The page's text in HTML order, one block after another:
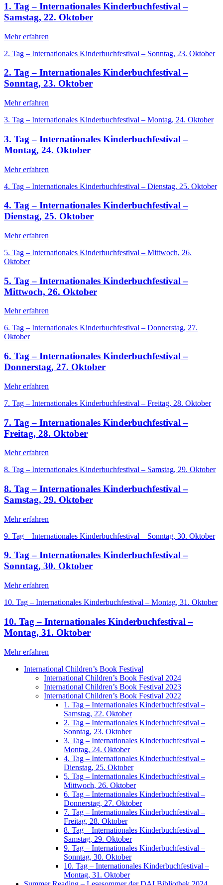
1. Tag – Internationales Kinderbuchfestival –
Samstag, 22. Oktober
Mehr erfahren
2. Tag – Internationales Kinderbuchfestival – Sonntag, 23. Oktober
2. Tag – Internationales Kinderbuchfestival –
Sonntag, 23. Oktober
Mehr erfahren
3. Tag – Internationales Kinderbuchfestival – Montag, 24. Oktober
3. Tag – Internationales Kinderbuchfestival –
Montag, 24. Oktober
Mehr erfahren
4. Tag – Internationales Kinderbuchfestival – Dienstag, 25. Oktober
4. Tag – Internationales Kinderbuchfestival –
Dienstag, 25. Oktober
Mehr erfahren
5. Tag – Internationales Kinderbuchfestival – Mittwoch, 26.
Oktober
5. Tag – Internationales Kinderbuchfestival –
Mittwoch, 26. Oktober
Mehr erfahren
6. Tag – Internationales Kinderbuchfestival – Donnerstag, 27.
Oktober
6. Tag – Internationales Kinderbuchfestival –
Donnerstag, 27. Oktober
Mehr erfahren
7. Tag – Internationales Kinderbuchfestival – Freitag, 28. Oktober
7. Tag – Internationales Kinderbuchfestival –
Freitag, 28. Oktober
Mehr erfahren
8. Tag – Internationales Kinderbuchfestival – Samstag, 29. Oktober
8. Tag – Internationales Kinderbuchfestival –
Samstag, 29. Oktober
Mehr erfahren
9. Tag – Internationales Kinderbuchfestival – Sonntag, 30. Oktober
9. Tag – Internationales Kinderbuchfestival –
Sonntag, 30. Oktober
Mehr erfahren
10. Tag – Internationales Kinderbuchfestival – Montag, 31. Oktober
10. Tag – Internationales Kinderbuchfestival –
Montag, 31. Oktober
Mehr erfahren
International Children’s Book Festival
International Children’s Book Festival 2024
International Children’s Book Festival 2023
International Children’s Book Festival 2022
1. Tag – Internationales Kinderbuchfestival –
Samstag, 22. Oktober
2. Tag – Internationales Kinderbuchfestival –
Sonntag, 23. Oktober
3. Tag – Internationales Kinderbuchfestival –
Montag, 24. Oktober
4. Tag – Internationales Kinderbuchfestival –
Dienstag, 25. Oktober
5. Tag – Internationales Kinderbuchfestival –
Mittwoch, 26. Oktober
6. Tag – Internationales Kinderbuchfestival –
Donnerstag, 27. Oktober
7. Tag – Internationales Kinderbuchfestival –
Freitag, 28. Oktober
8. Tag – Internationales Kinderbuchfestival –
Samstag, 29. Oktober
9. Tag – Internationales Kinderbuchfestival –
Sonntag, 30. Oktober
10. Tag – Internationales Kinderbuchfestival –
Montag, 31. Oktober